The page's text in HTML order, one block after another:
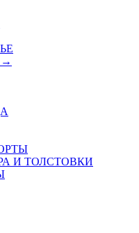
→
И ТОЛСТОВКИ